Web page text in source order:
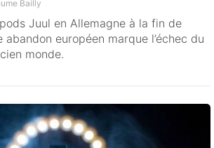
Bailly
Juul en Allemagne à la fin de
abandon européen marque l’échec du
monde.